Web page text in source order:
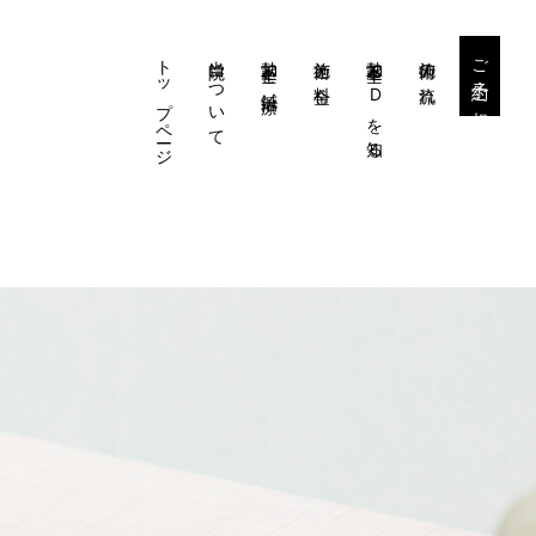
トップページ 当院について 勃起不全と鍼治療 施術と料金 勃起不全・EDを知る 施術の流れ ご予約・ご相談